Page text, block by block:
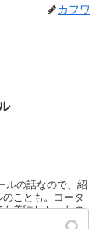
カフワ
ルの話なので、紹
ことも。コータ
美味しかったの